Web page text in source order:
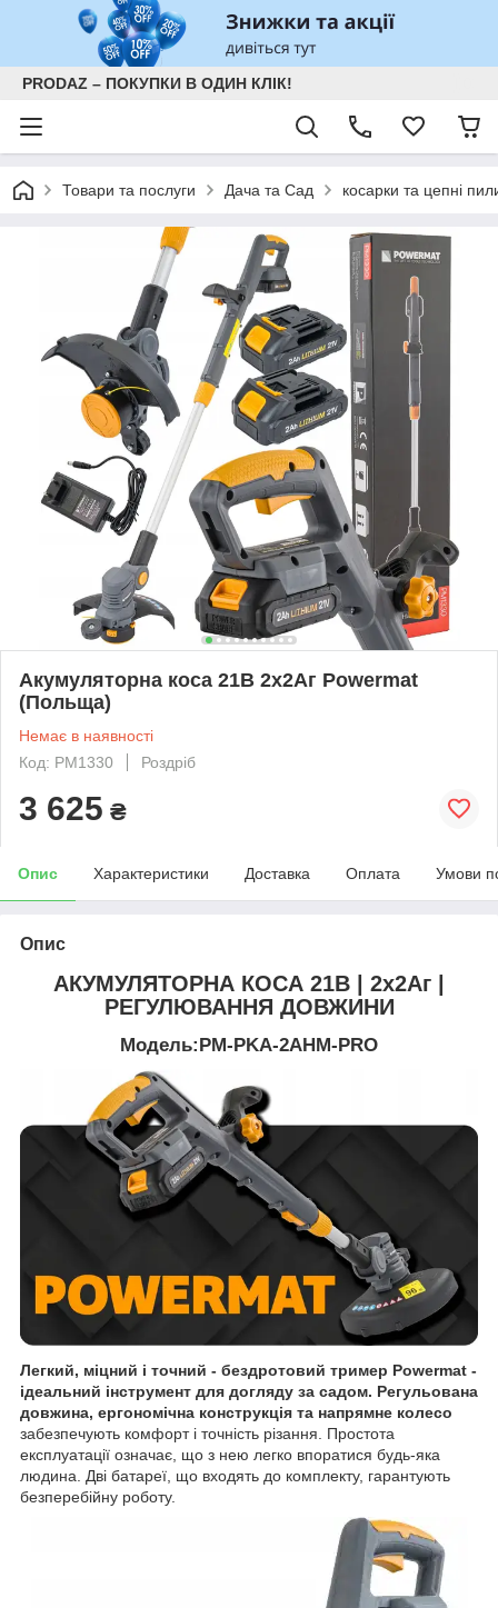
PRODAZ – ПОКУПКИ В ОДИН КЛІК!
Товари та послуги Дача та Сад косарки та цепні
Акумуляторна коса 21В 2х2Aг Powermat
(Польща)
Немає в наявності
Код: PM1330
Роздріб
3 625 ₴
Опис Характеристики Доставка Оплата Умови
Опис
АКУМУЛЯТОРНА КОСА 21В | 2x2Аг |
РЕГУЛЮВАННЯ ДОВЖИНИ
Модель:PM-PKA-2AHM-PRO
Легкий, міцний і точний - бездротовий тример Powermat -
ідеальний інструмент для догляду за садом. Регульована
довжина, ергономічна конструкція та напрямне колесо
забезпечують комфорт і точність різання. Простота
експлуатації означає, що з нею легко впоратися будь-яка
людина. Дві батареї, що входять до комплекту, гарантують
безперебійну роботу.